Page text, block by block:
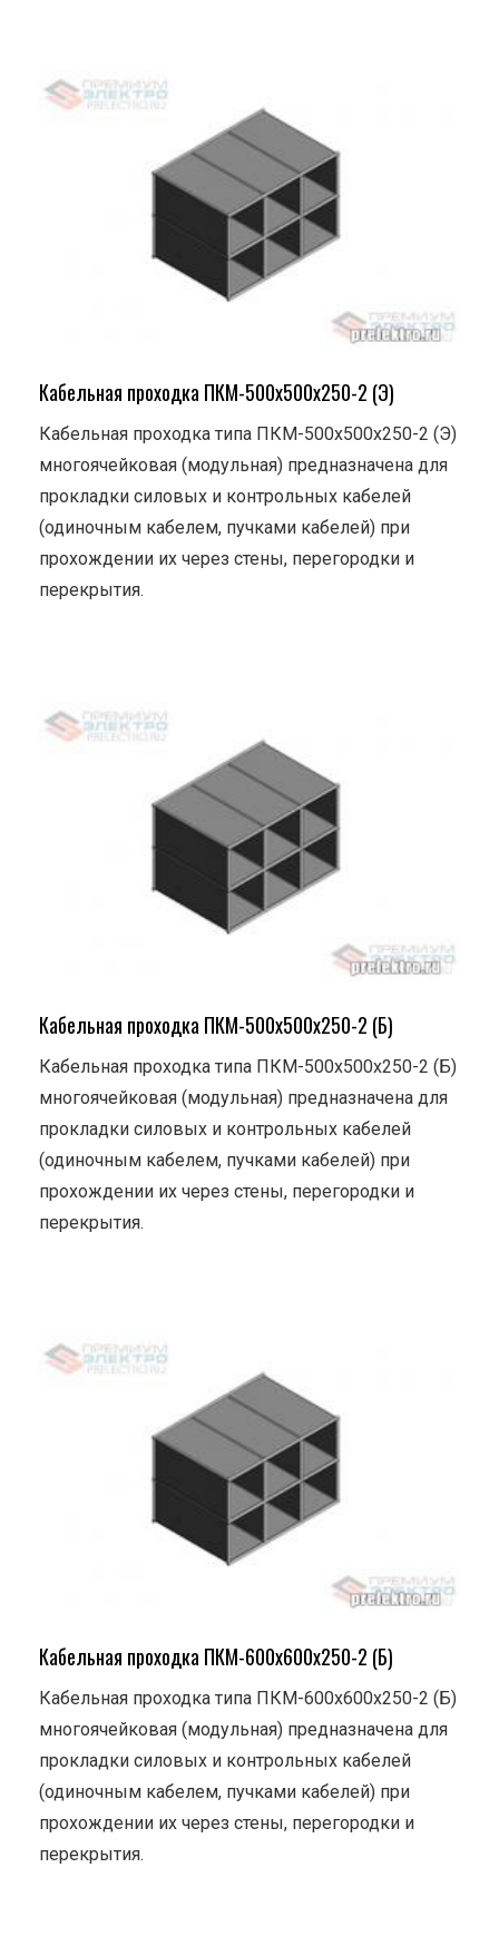
Кабельная проходка ПКМ-500х500х250-2 (Э)
Кабельная проходка типа ПКМ-500х500х250-2 (Э)
многоячейковая (модульная) предназначена для
прокладки силовых и контрольных кабелей
(одиночным кабелем, пучками кабелей) при
прохождении их через стены, перегородки и
перекрытия.
Кабельная проходка ПКМ-500х500х250-2 (Б)
Кабельная проходка типа ПКМ-500х500х250-2 (Б)
многоячейковая (модульная) предназначена для
прокладки силовых и контрольных кабелей
(одиночным кабелем, пучками кабелей) при
прохождении их через стены, перегородки и
перекрытия.
Кабельная проходка ПКМ-600х600х250-2 (Б)
Кабельная проходка типа ПКМ-600х600х250-2 (Б)
многоячейковая (модульная) предназначена для
прокладки силовых и контрольных кабелей
(одиночным кабелем, пучками кабелей) при
прохождении их через стены, перегородки и
перекрытия.